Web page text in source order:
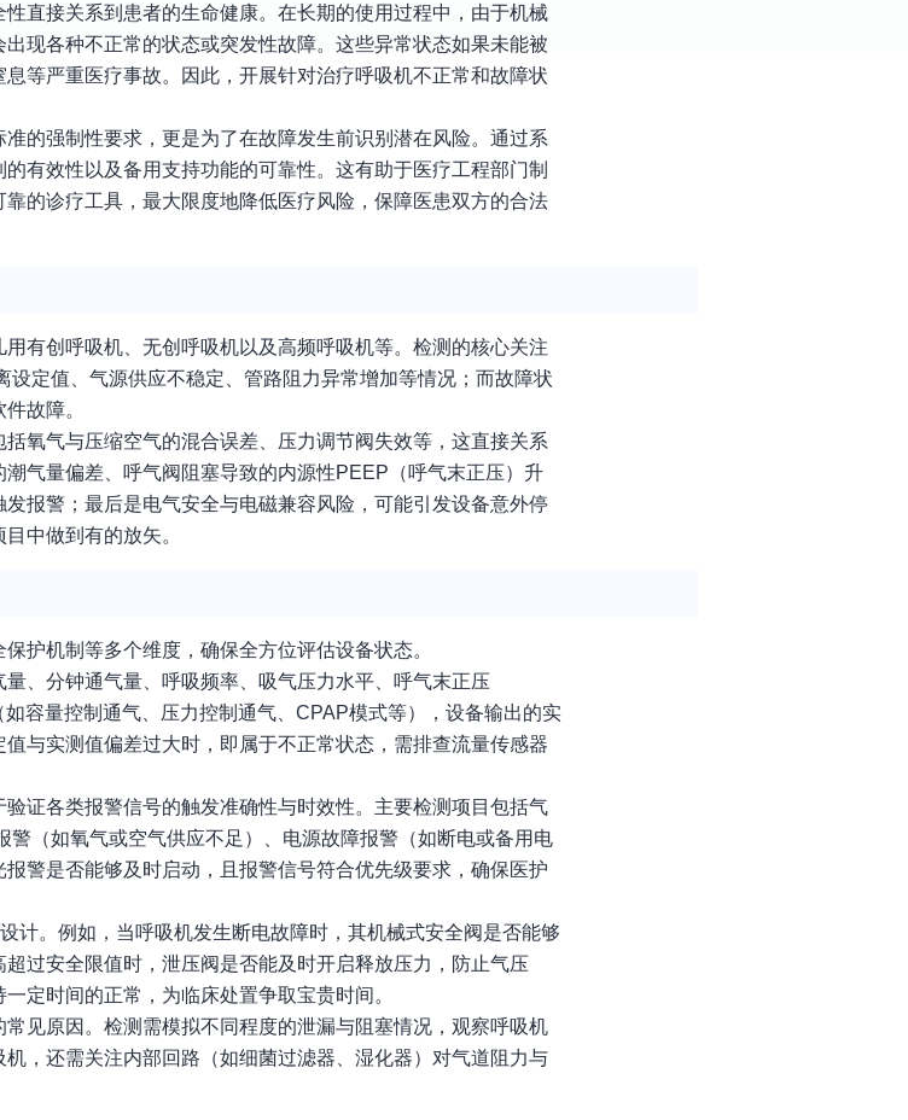
直接关系到患者的生命健康。在长期的使用过程中，由于机械
现各种不正常的状态或突发性故障。这些异常状态如果未能被
等严重医疗事故。因此，开展针对治疗呼吸机不正常和故障状
的强制性要求，更是为了在故障发生前识别潜在风险。通过系
有效性以及备用支持功能的可靠性。这有助于医疗工程部门制
的诊疗工具，最大限度地降低医疗风险，保障医患双方的合法
有创呼吸机、无创呼吸机以及高频呼吸机等。检测的核心关注
设定值、气源供应不稳定、管路阻力异常增加等情况；而故障状
故障。
氧气与压缩空气的混合误差、压力调节阀失效等，这直接关系
气量偏差、呼气阀阻塞导致的内源性PEEP（呼气末正压）升
报警；最后是电气安全与电磁兼容风险，可能引发设备意外停
中做到有的放矢。
护机制等多个维度，确保全方位评估设备状态。
、分钟通气量、呼吸频率、吸气压力水平、呼气末正压
容量控制通气、压力控制通气、CPAP模式等），设备输出的实
与实测值偏差过大时，即属于不正常状态，需排查流量传感器
证各类报警信号的触发准确性与时效性。主要检测项目包括气
（如氧气或空气供应不足）、电源故障报警（如断电或备用电
警是否能够及时启动，且报警信号符合优先级要求，确保医护
计。例如，当呼吸机发生断电故障时，其机械式安全阀是否能够
过安全限值时，泄压阀是否能及时开启释放压力，防止气压
定时间的正常，为临床处置争取宝贵时间。
见原因。检测需模拟不同程度的泄漏与阻塞情况，观察呼吸机
，还需关注内部回路（如细菌过滤器、湿化器）对气道阻力与